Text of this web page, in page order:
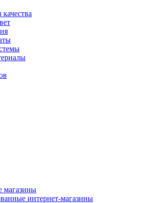
магазины
интернет-магазины